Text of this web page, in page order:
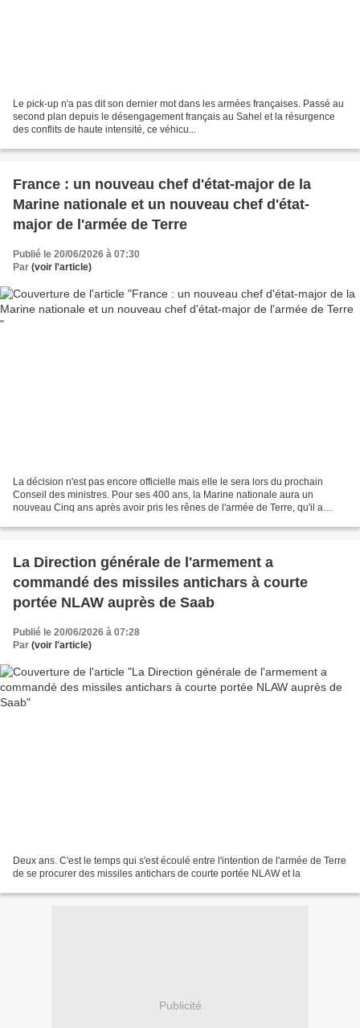
Le pick-up n'a pas dit son dernier mot dans les armées françaises. Passé au
second plan depuis le désengagement français au Sahel et la résurgence
des conflits de haute intensité, ce véhicu...
France : un nouveau chef d'état-major de la
Marine nationale et un nouveau chef d'état-
major de l'armée de Terre
Publié le 20/06/2026 à 07:30
Par (voir l'article)
La décision n'est pas encore officielle mais elle le sera lors du prochain
Conseil des ministres. Pour ses 400 ans, la Marine nationale aura un
nouveau Cinq ans après avoir pris les rênes de l'armée de Terre, qu'il a
La Direction générale de l'armement a
commandé des missiles antichars à courte
portée NLAW auprès de Saab
Publié le 20/06/2026 à 07:28
Par (voir l'article)
Deux ans. C'est le temps qui s'est écoulé entre l'intention de l'armée de Terre
de se procurer des missiles antichars de courte portée NLAW et la
Publicité